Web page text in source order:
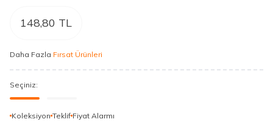
148,80 TL
Daha Fazla Fırsat Ürünleri
Seçiniz:
Koleksiyon Teklif Fiyat Alarmı